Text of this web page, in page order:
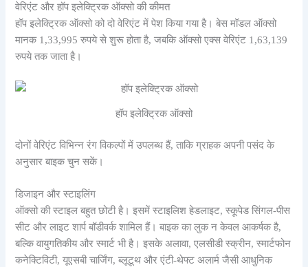
वेरिएंट और हॉप इलेक्ट्रिक ऑक्सो की कीमत
हॉप इलेक्ट्रिक ऑक्सो को दो वेरिएंट में पेश किया गया है। बेस मॉडल ऑक्सो
मानक 1,33,995 रुपये से शुरू होता है, जबकि ऑक्सो एक्स वेरिएंट 1,63,139
रुपये तक जाता है।
हॉप इलेक्ट्रिक ऑक्सो
दोनों वेरिएंट विभिन्न रंग विकल्पों में उपलब्ध हैं, ताकि ग्राहक अपनी पसंद के
अनुसार बाइक चुन सकें।
डिजाइन और स्टाइलिंग
ऑक्सो की स्टाइल बहुत छोटी है। इसमें स्टाइलिश हेडलाइट, स्कूपेड सिंगल-पीस
सीट और लाइट शार्प बॉडीवर्क शामिल हैं। बाइक का लुक न केवल आकर्षक है,
बल्कि वायुगतिकीय और स्मार्ट भी है। इसके अलावा, एलसीडी स्क्रीन, स्मार्टफोन
कनेक्टिविटी, यूएसबी चार्जिंग, ब्लूटूथ और एंटी-थेफ्ट अलार्म जैसी आधुनिक